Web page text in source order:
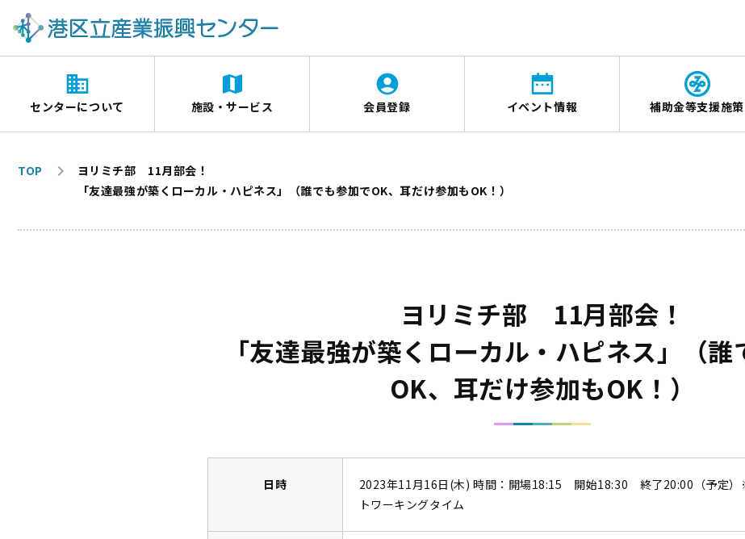
センターについて 施設・サービス 会員登録 イベント情報 補助金等支援施策
TOP
ヨリミチ部 11月部会！
「友達最強が築くローカル・ハピネス」（誰でも参加でOK、耳だけ参加もOK！）
ヨリミチ部 11月部会！
「友達最強が築くローカル・ハピネス」（誰
OK、耳だけ参加もOK！）
日時
2023年11月16日(木) 時間：開場18:15 開始18:30 終了20:00（予定
トワーキングタイム